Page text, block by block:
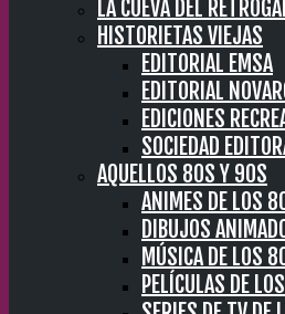
LA CUEVA DEL
HISTORIETAS VIEJAS
EDITORIAL EMSA
EDITORIAL
EDICIONES
SOCIEDAD
AQUELLOS 80S Y 90S
ANIMES DE LOS
DIBUJOS
MÚSICA DE LOS
PELÍCULAS DE